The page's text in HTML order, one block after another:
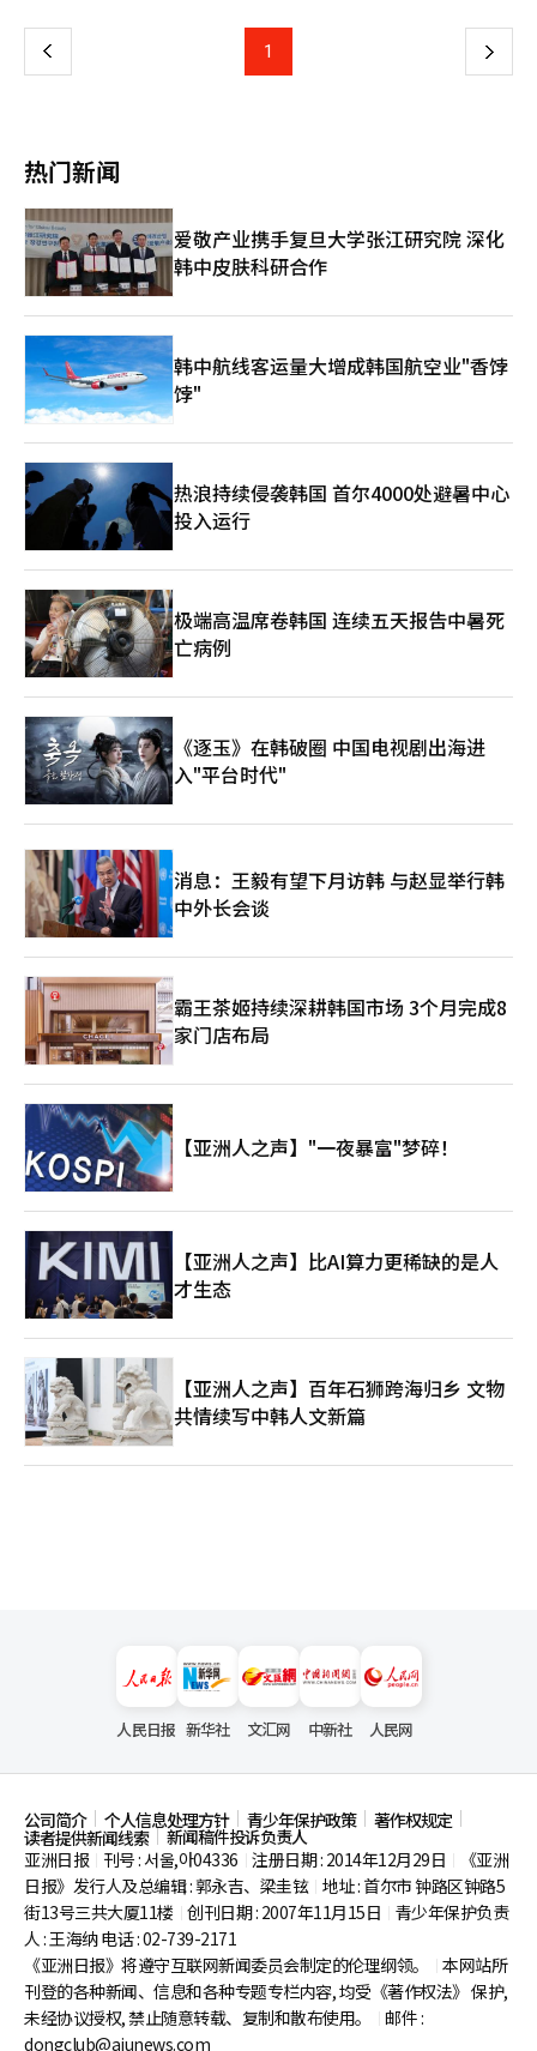
明总统在担任京畿道知事时期的亲信。2021年，他被李总统提名
为京畿道旅游公司总裁候选人，但因在野党的强烈反对和“空降任
控力和“代码任命”的信号。将一位没有专业研究经验的美食专栏
作家任命为研究文化艺术和旅游产业政策的核心国策研究机构的负
责人，被认为是罕见的。在野党和部分文化界人士对黄教益的过去
言论提出质疑。他在2022年总统选举期间将尹锡悦候选人比
作“伊藤博文”，将李在明候选人比作“安重根”，并将选举称
为“与亲日派的对决”，引发多次争议。此外，他在曹国前法务部
长的妻子郑敬心教授被判有罪后，发表支持言论，称其“走在耶稣
的道路上”，引发社会反响。文广研作为文化和旅游政策的研究机
构，要求高度的专业性和政治中立性。任命一位公开表达特定政治
倾向的人士为该机构负责人是否合适，引发批评。崔辉英文体部部
长提出的“创新和飞跃”理由难以消除“报恩任命”的标签。未
来，黄教益领导下的文广研将在两个方面面临考验。首先是K文化
政策的方向。黄教益对“韩食全球化”等饮食文化表现出浓厚兴
也可能通过大众化视角拓展K文化的外延。其次是研究机构的独立
性问题。国策研究机构的负责人由总统亲信担任，可能损害研究的
客观性和中立性。黄教益能否摆脱过去的政治色彩，展现平衡的领
导力，将是关键。此次任命象征性地展示了李在明政府的任命风
格，再次确认了重视“代码”和“信任”而非专业性的倾向。黄教
益未来如何领导文广研，将决定此次任命是被视为“突破性的实用
任命”还是“典型的空降任命失败案例”。文化艺术和旅游产业是
超越政权理念、决定国家长期品牌价值的重要领域。黄教益能否克
服过去言论引发的争议，为K文化的未来展示实质性成果，文化界
和政界的目光正聚焦于他。
上 1 下
热门新闻
爱敬产业携手复旦大学张江研究院 深化
韩中皮肤科研合作
韩中航线客运量大增成韩国航空业"香饽
饽"
热浪持续侵袭韩国 首尔4000处避暑中心
投入运行
极端高温席卷韩国 连续五天报告中暑死
亡病例
《逐玉》在韩破圈 中国电视剧出海进
入"平台时代"
消息：王毅有望下月访韩 与赵显举行韩
中外长会谈
霸王茶姬持续深耕韩国市场 3个月完成8
家门店布局
【亚洲人之声】"一夜暴富"梦碎！
【亚洲人之声】比AI算力更稀缺的是人
才生态
【亚洲人之声】百年石狮跨海归乡 文物
共情续写中韩人文新篇
人民日报 新华社 文汇网 中新社 人民网
公司简介 个人信息处理方针 青少年保护政策 著作权规定
读者提供新闻线索
新闻稿件投诉负责人
亚洲日报
刊号 : 서울,아04336 注册日期 : 2014年12月29日
《亚洲
日报》发行人及总编辑 : 郭永吉、梁圭铉 地址 : 首尔市钟路区钟路5
街13号三共大厦11楼 创刊日期 : 2007年11月15日
青少年保护负责
人 : 王海纳 电话 : 02-739-2171
《亚洲日报》将遵守互联网新闻委员会制定的伦理纲领。
本网站所
刊登的各种新闻、信息和各种专题专栏内容, 均受《著作权法》 保护,
未经协议授权, 禁止随意转载、复制和散布使用。
邮件 :
dongclub@ajunews.com